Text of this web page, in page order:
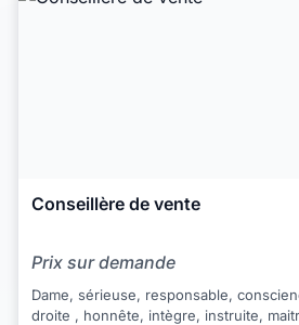
Conseillère de vente
Prix sur demande
Dame, sérieuse, responsable,
droite , honnête, intègre, instruite,